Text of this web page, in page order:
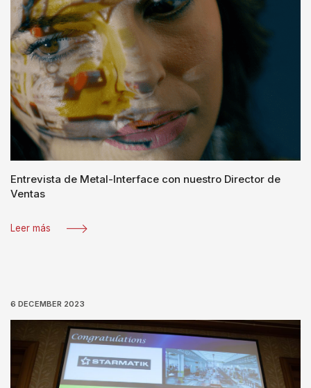
Entrevista de Metal-Interface con nuestro Director de
Ventas
Leer más
6 DECEMBER 2023